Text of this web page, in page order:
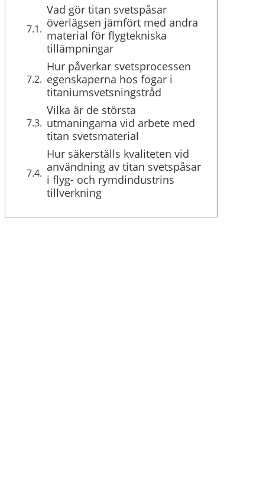
Vad gör titan svetspåsar
överlägsen jämfört med andra
material för flygtekniska
tillämpningar
Hur påverkar svetsprocessen
egenskaperna hos fogar i
titaniumsvetsningstråd
Vilka är de största
utmaningarna vid arbete med
titan svetsmaterial
Hur säkerställs kvaliteten vid
användning av titan svetspåsar
i flyg- och rymdindustrins
tillverkning